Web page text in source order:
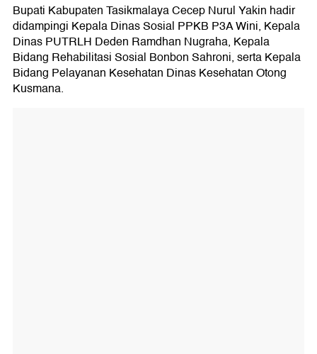
Bupati Kabupaten Tasikmalaya Cecep Nurul Yakin hadir
didampingi Kepala Dinas Sosial PPKB P3A Wini, Kepala
Dinas PUTRLH Deden Ramdhan Nugraha, Kepala
Bidang Rehabilitasi Sosial Bonbon Sahroni, serta Kepala
Bidang Pelayanan Kesehatan Dinas Kesehatan Otong
Kusmana.